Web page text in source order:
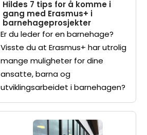
Hildes 7 tips for å komme i
gang med Erasmus+ i
barnehageprosjekter
Er du leder for en barnehage?
Visste du at Erasmus+ har utrolig
mange muligheter for dine
ansatte, barna og
utviklingsarbeidet i barnehagen?